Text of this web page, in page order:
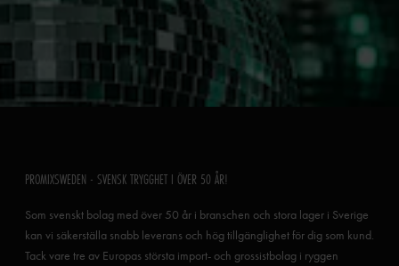
PROMIXSWEDEN - SVENSK TRYGGHET I ÖVER 50 ÅR!
Som svenskt bolag med över 50 år i branschen och stora lager i Sverige
kan vi säkerställa snabb leverans och hög tillgänglighet för dig som kund.
Tack vare tre av Europas största import- och grossistbolag i ryggen